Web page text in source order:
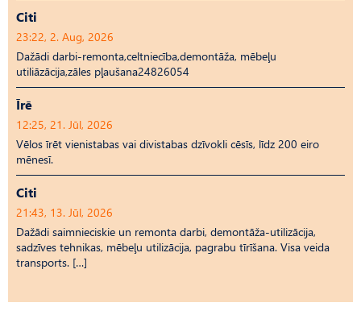
Citi
23:22, 2. Aug, 2026
Dažādi darbi-remonta,celtniecība,demontāža, mēbeļu
utiliāzācija,zāles pļaušana24826054
Īrē
12:25, 21. Jūl, 2026
Vēlos īrēt vienistabas vai divistabas dzīvokli cēsīs, līdz 200 eiro
mēnesī.
Citi
21:43, 13. Jūl, 2026
Dažādi saimnieciskie un remonta darbi, demontāža-utilizācija,
sadzīves tehnikas, mēbeļu utilizācija, pagrabu tīrīšana. Visa veida
transports. […]